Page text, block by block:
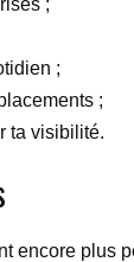
;
;
;
ta visibilité.
plus